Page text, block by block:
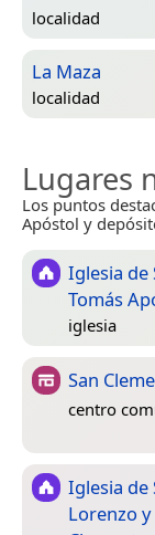
localidad
La Maza
localidad
Lugares
Los puntos
Apóstol y
Iglesia de
Tomás
iglesia
San
centro
Iglesia de
Lorenzo y